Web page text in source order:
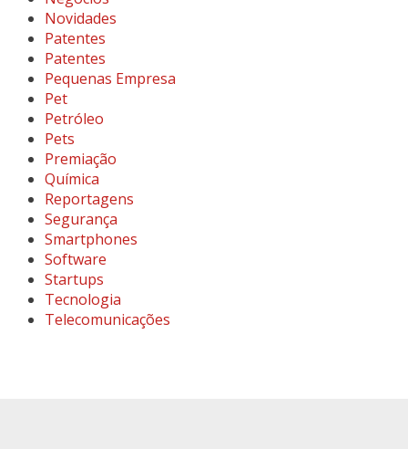
Novidades
Patentes
Patentes
Pequenas Empresa
Pet
Petróleo
Pets
Premiação
Química
Reportagens
Segurança
Smartphones
Software
Startups
Tecnologia
Telecomunicações